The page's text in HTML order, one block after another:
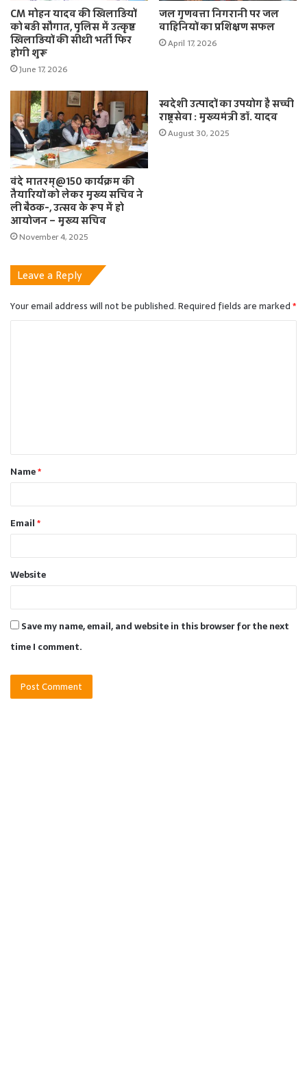
CM मोहन यादव की खिलाड़ियों
को बड़ी सौगात, पुलिस में उत्कृष्ट
खिलाड़ियों की सीधी भर्ती फिर
होगी शुरू
June 17, 2026
जल गुणवत्ता निगरानी पर जल
वाहिनियों का प्रशिक्षण सफल
April 17, 2026
वंदे मातरम्@150 कार्यक्रम की
तैयारियों को लेकर मुख्य सचिव ने
ली बैठक-, उत्सव के रूप में हो
आयोजन – मुख्य सचिव
November 4, 2025
स्वदेशी उत्पादों का उपयोग है सच्ची
राष्ट्रसेवा : मुख्यमंत्री डॉ. यादव
August 30, 2025
Leave a Reply
Your email address will not be published.Required fields are marked*
t
*Name*
Email*
Website
Save my name, email, and website in this browser for the next
time I comment.